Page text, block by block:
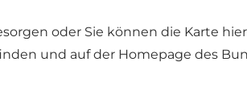
oder Sie können die Karte hier
und auf der Homepage des